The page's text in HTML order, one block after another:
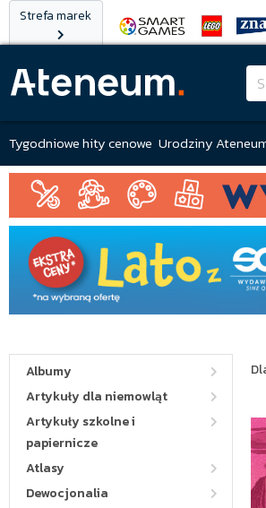
Strefa marek
Tygodniowe hity cenowe Urodziny
Albumy
Artykuły dla niemowląt
Artykuły szkolne i
papiernicze
Atlasy
Dewocjonalia